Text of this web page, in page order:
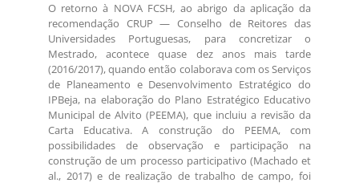
O retorno à NOVA FCSH,ao abrigo da aplicação da
recomendação CRUP — Conselho de Reitores das
Universidades Portuguesas, para concretizar o
Mestrado, acontece quase dez anos mais tarde
(2016/2017), quando então colaborava com os Serviços
de Planeamento e Desenvolvimento Estratégico do
IPBeja, na elaboração do Plano Estratégico Educativo
Municipal de Alvito (PEEMA), que incluiu a revisão da
Carta Educativa. A construção do PEEMA, com
possibilidades de observação e participação na
construção de um processo participativo (Machado et
al., 2017) e de realização de trabalho de campo, foi